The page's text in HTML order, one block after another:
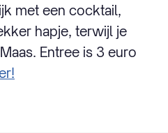
met een cocktail,
hapje, terwijl je
Entree is 3 euro